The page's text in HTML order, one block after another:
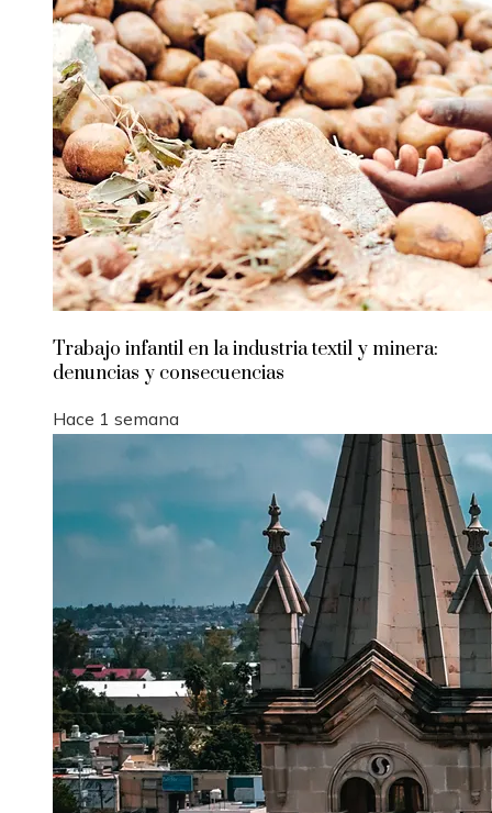
Trabajo infantil en la industria textil y minera:
denuncias y consecuencias
Hace 1 semana